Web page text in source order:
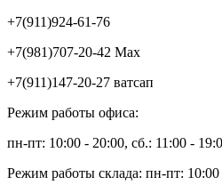
+7(911)924-61-76
+7(981)707-20-42 Max
+7(911)147-20-27 ватсап
Режим работы офиса:
пн-пт: 10:00 - 20:00, сб.: 11:00 -
Режим работы склада: пн-пт: 10:00